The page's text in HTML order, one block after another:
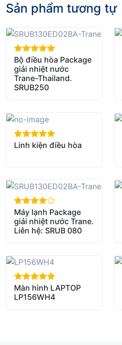
Sản phẩm tương tự
out of 5
Bộ điều hòa Package
giải nhiệt nước
Trane-Thailand.
SRUB250
out of 5
Linh kiện điều hòa
out of 5
Máy lạnh Package
giải nhiệt nước Trane.
Liên hệ: SRUB 080
out of 5
Màn hình LAPTOP
LP156WH4